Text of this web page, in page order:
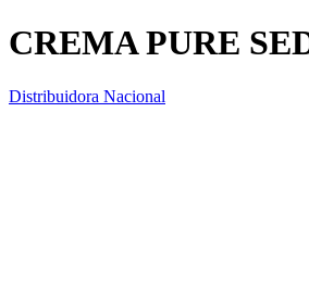
CREMA PURE
Distribuidora Nacional